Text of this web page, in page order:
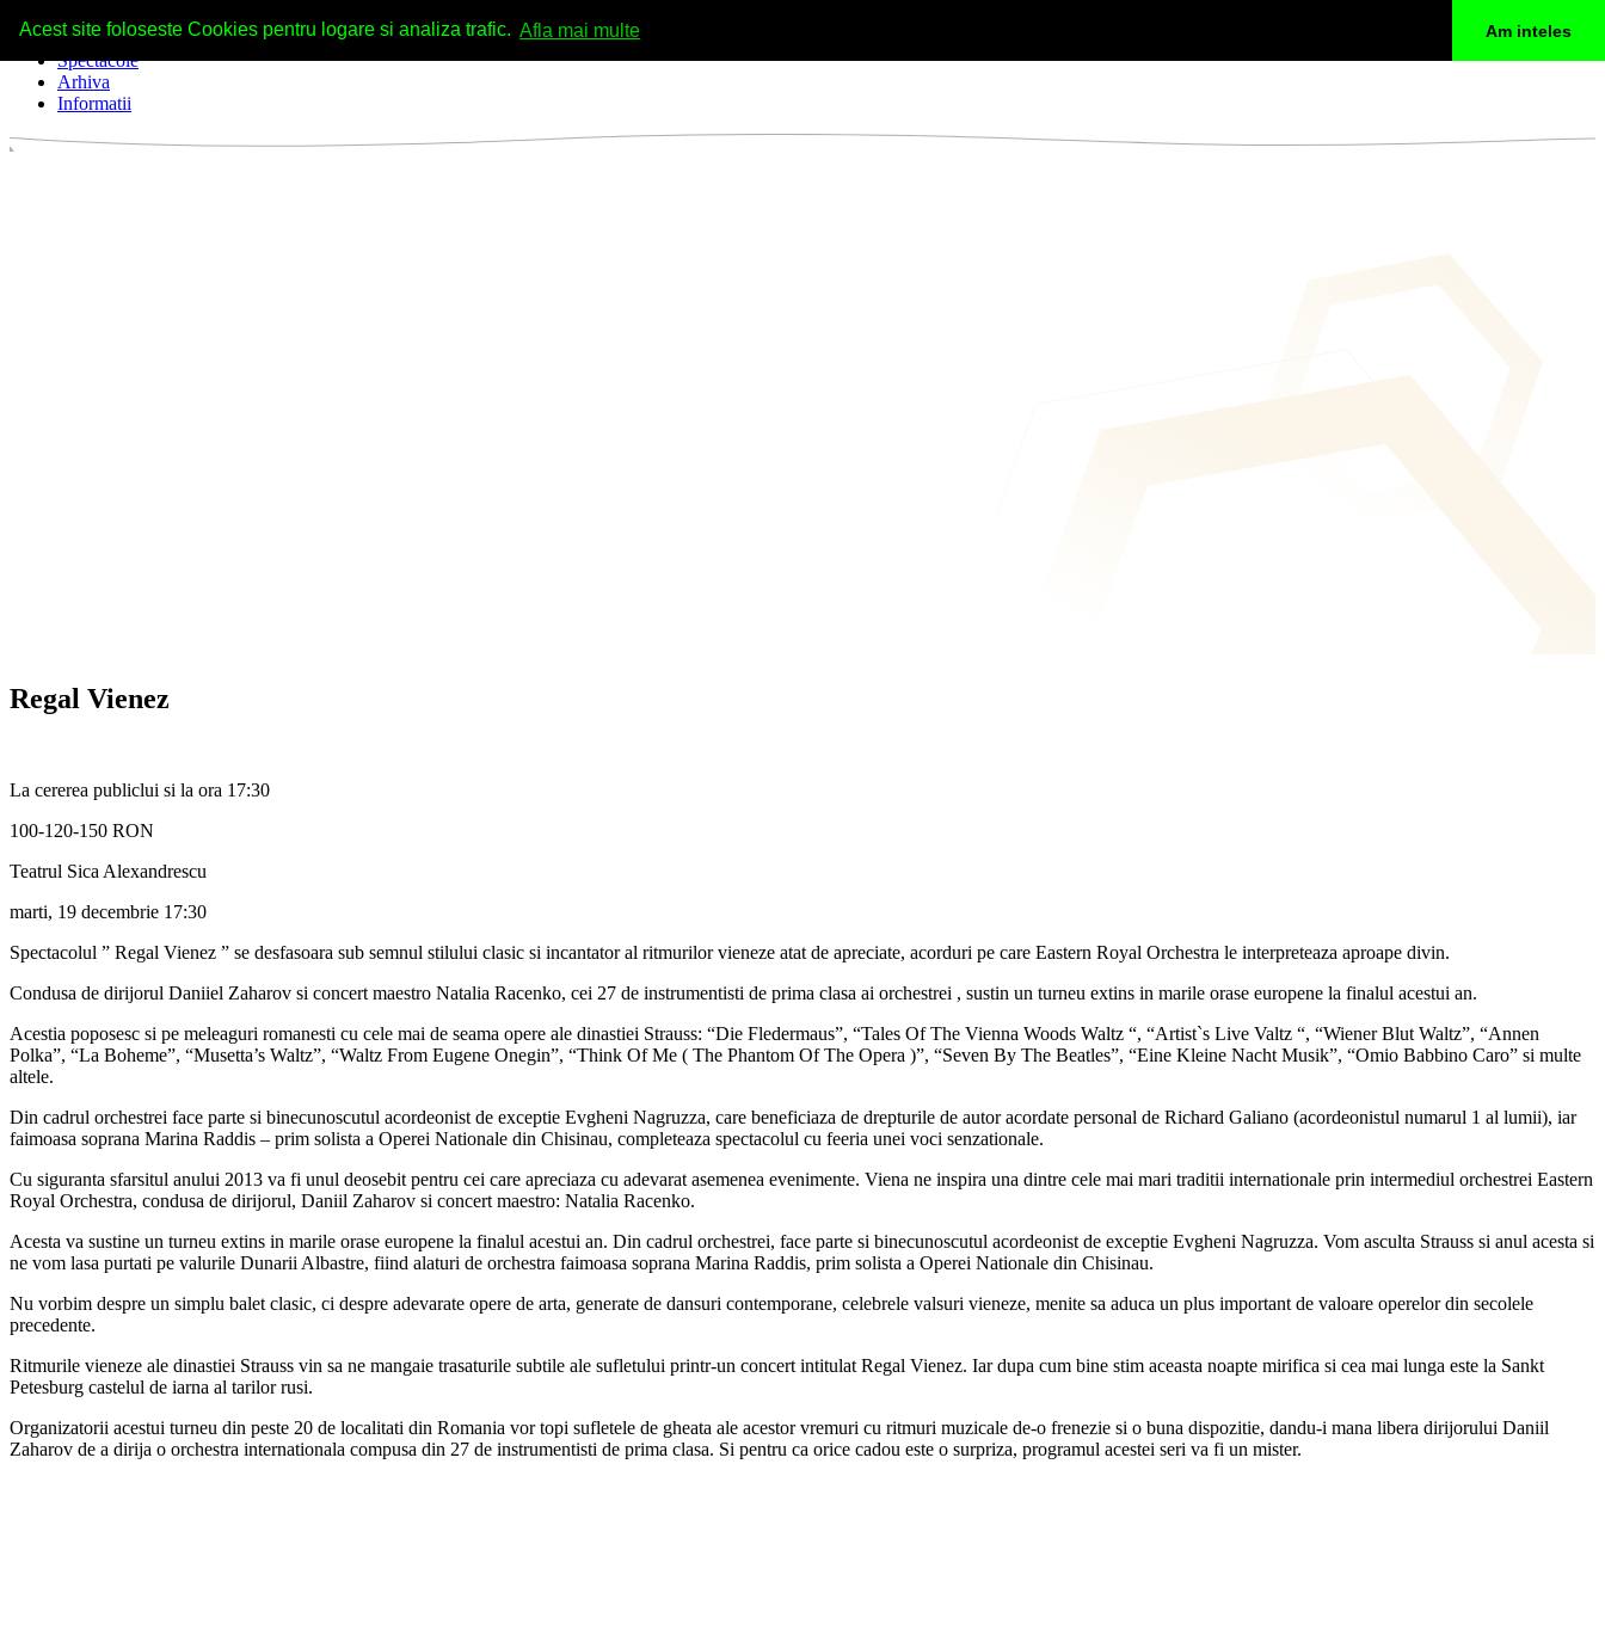
Acest site foloseste Cookies pentru logare si analiza trafic. Afla mai multe Am inteles
Spectacole
Arhiva
Informatii
Regal Vienez
La cererea publiclui si la ora 17:30
100-120-150 RON
Teatrul Sica Alexandrescu
marti, 19 decembrie 17:30
Spectacolul ” Regal Vienez ” se desfasoara sub semnul stilului clasic si incantator al ritmurilor vieneze atat de apreciate, acorduri pe care Eastern Royal Orchestra le interpreteaza aproape divin.
Condusa de dirijorul Daniiel Zaharov si concert maestro Natalia Racenko, cei 27 de instrumentisti de prima clasa ai orchestrei , sustin un turneu extins in marile orase europene la finalul acestui an.
Acestia poposesc si pe meleaguri romanesti cu cele mai de seama opere ale dinastiei Strauss: “Die Fledermaus”, “Tales Of The Vienna Woods Waltz “, “Artist`s Live Valtz “, “Wiener Blut Waltz”, “Annen
Polka”, “La Boheme”, “Musetta’s Waltz”, “Waltz From Eugene Onegin”, “Think Of Me ( The Phantom Of The Opera )”, “Seven By The Beatles”, “Eine Kleine Nacht Musik”, “Omio Babbino Caro” si multe
altele.
Din cadrul orchestrei face parte si binecunoscutul acordeonist de exceptie Evgheni Nagruzza, care beneficiaza de drepturile de autor acordate personal de Richard Galiano (acordeonistul numarul 1 al lumii), iar
faimoasa soprana Marina Raddis – prim solista a Operei Nationale din Chisinau, completeaza spectacolul cu feeria unei voci senzationale.
Cu siguranta sfarsitul anului 2013 va fi unul deosebit pentru cei care apreciaza cu adevarat asemenea evenimente. Viena ne inspira una dintre cele mai mari traditii internationale prin intermediul orchestrei Eastern
Royal Orchestra, condusa de dirijorul, Daniil Zaharov si concert maestro: Natalia Racenko.
Acesta va sustine un turneu extins in marile orase europene la finalul acestui an. Din cadrul orchestrei, face parte si binecunoscutul acordeonist de exceptie Evgheni Nagruzza. Vom asculta Strauss si anul acesta si
ne vom lasa purtati pe valurile Dunarii Albastre, fiind alaturi de orchestra faimoasa soprana Marina Raddis, prim solista a Operei Nationale din Chisinau.
Nu vorbim despre un simplu balet clasic, ci despre adevarate opere de arta, generate de dansuri contemporane, celebrele valsuri vieneze, menite sa aduca un plus important de valoare operelor din secolele
precedente.
Ritmurile vieneze ale dinastiei Strauss vin sa ne mangaie trasaturile subtile ale sufletului printr-un concert intitulat Regal Vienez. Iar dupa cum bine stim aceasta noapte mirifica si cea mai lunga este la Sankt
Petesburg castelul de iarna al tarilor rusi.
Organizatorii acestui turneu din peste 20 de localitati din Romania vor topi sufletele de gheata ale acestor vremuri cu ritmuri muzicale de-o frenezie si o buna dispozitie, dandu-i mana libera dirijorului Daniil
Zaharov de a dirija o orchestra internationala compusa din 27 de instrumentisti de prima clasa. Si pentru ca orice cadou este o surpriza, programul acestei seri va fi un mister.